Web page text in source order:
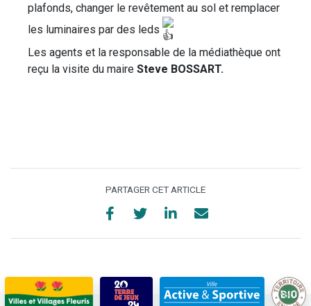
plafonds, changer le revêtement au sol et remplacer
les luminaires par des leds
Les agents et la responsable de la médiathèque ont
reçu la visite du maire Steve BOSSART.
PARTAGER CET ARTICLE